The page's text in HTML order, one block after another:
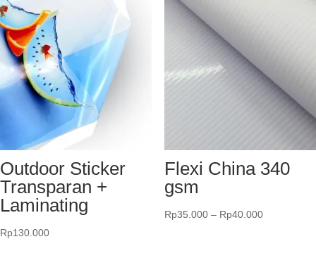
Outdoor Sticker
Transparan +
Laminating
Rp130.000
Flexi China 340
gsm
Rp35.000 – Rp40.000Rentang